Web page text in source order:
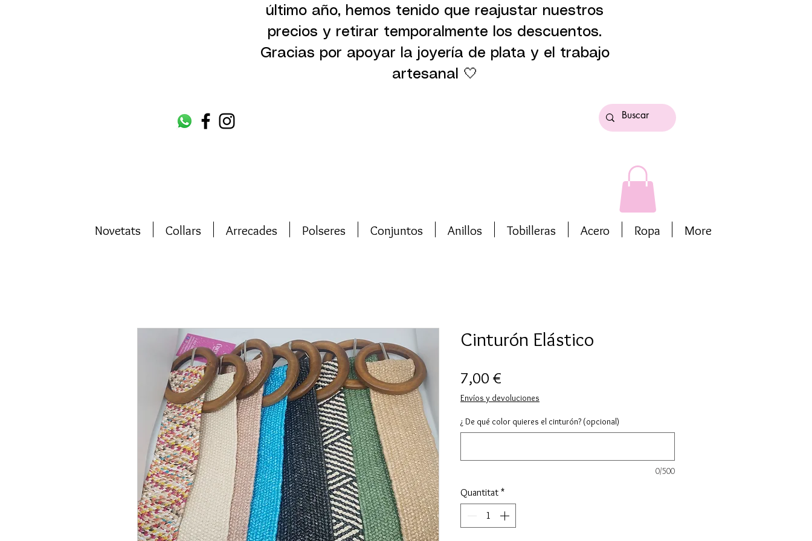
último año, hemos tenido que reajustar nuestros
precios y retirar temporalmente los descuentos.
Gracias por apoyar la joyería de plata y el trabajo
artesanal 🤍
Novetats Collars Arrecades Polseres Conjuntos Anillos Tobilleras Acero Ropa More
Cinturón Elástico
7,00 €
Envíos y devoluciones
¿ De qué color quieres el cinturón? (opcional)
0/500
Quantitat *